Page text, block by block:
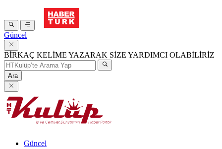
Güncel
BİRKAÇ KELİME YAZARAK SİZE YARDIMCI OLABİLİRİZ
Ara
Güncel